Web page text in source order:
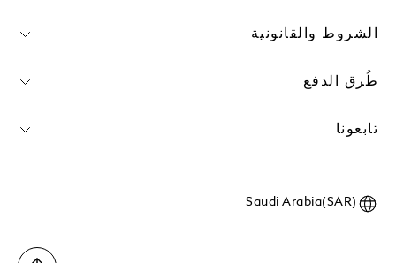
طُرق الدفع
تابعونا
الشروط والقانونية
Saudi Arabia(SAR)